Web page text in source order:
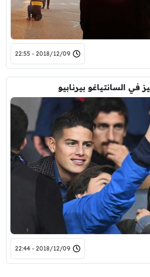
2018/12/09 - 22:55
في السانتياغو بيرنابيو
2018/12/09 - 22:44